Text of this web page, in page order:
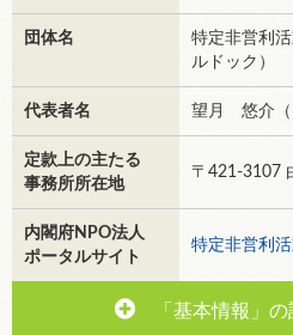
団体名
特定非営利
ルドック）
代表者名 望月 悠介（
定款上の主たる
事務所所在地
〒421-3107
内閣府NPO法人
ポータルサイト
特定非営利
「基本情報」の